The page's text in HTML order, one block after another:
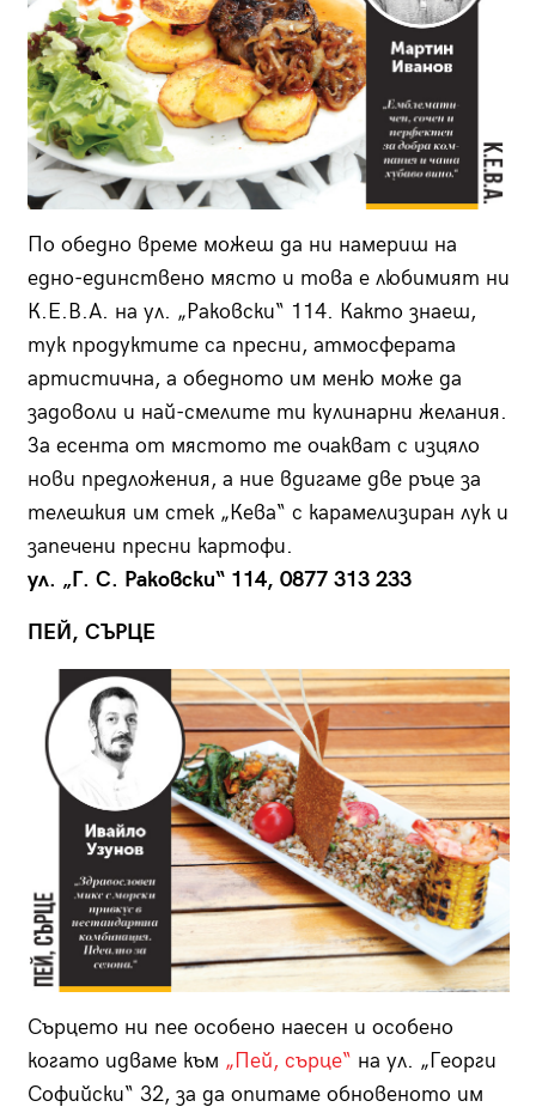
По обедно време можеш да ни намериш на
едно-единствено място и това е любимият ни
К.Е.В.А. на ул. „Раковски“ 114. Както знаеш,
тук продуктите са пресни, атмосферата
артистична, а обедното им меню може да
задоволи и най-смелите ти кулинарни желания.
За есента от мястото те очакват с изцяло
нови предложения, а ние вдигаме две ръце за
телешкия им стек „Кева“ с карамелизиран лук и
запечени пресни картофи.
ул. „Г. С. Раковски“ 114, 0877 313 233
ПЕЙ, СЪРЦЕ
Сърцето ни пее особено на­есен и особено
когато идваме към „Пей, сърце“ на ул. „Георги
Софийски“ 32, за да опитаме обновеното им